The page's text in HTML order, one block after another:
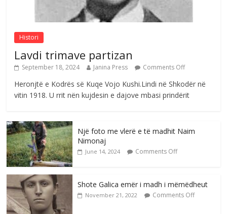
August 8, 2026 Comments Off
Histori
Lavdi trimave partizan
September 18, 2024 Janina Press Comments Off
Heronjtë e Kodrës së Kuqe Vojo Kushi.Lindi në Shkodër në
vitin 1918. U rrit nën kujdesin e dajove mbasi prindërit
Një foto me vlerë e të madhit Naim
Nimonaj
June 14, 2024 Comments Off
Shote Galica emër i madh i mëmëdheut
November 21, 2022 Comments Off